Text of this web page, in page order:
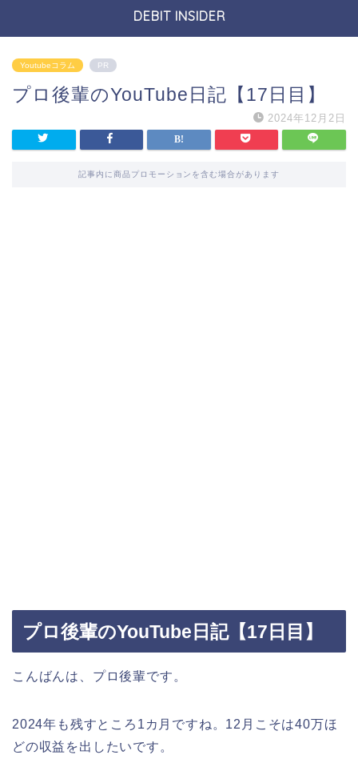
DEBIT INSIDER
Youtubeコラム PR
プロ後輩のYouTube日記【17日目】
2024年12月2日
記事内に商品プロモーションを含む場合があります
プロ後輩のYouTube日記【17日目】
こんばんは、プロ後輩です。
2024年も残すところ1カ月ですね。12月こそは40万ほ
どの収益を出したいです。